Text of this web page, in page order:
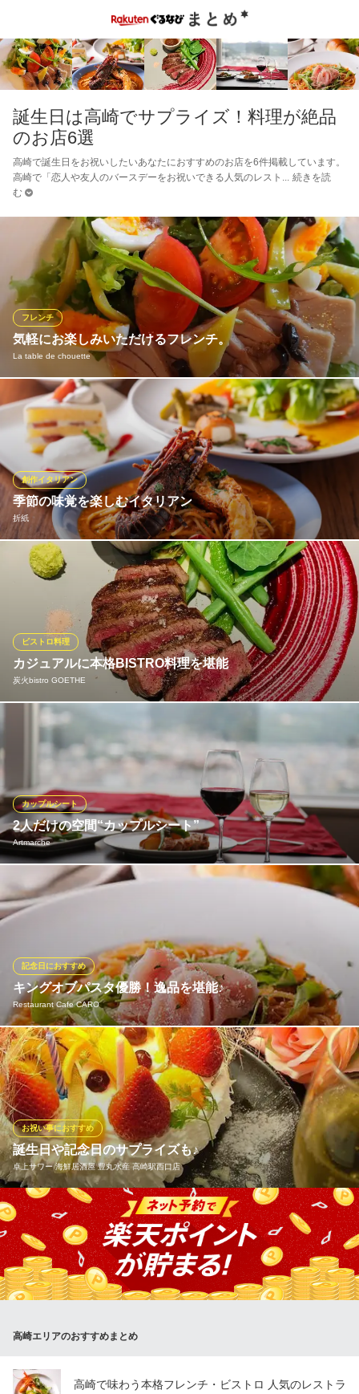
誕生日は高崎でサプライズ！料理が絶品
のお店6選
高崎で誕生日をお祝いしたいあなたにおすすめのお店を6件掲載しています。
高崎で「恋人や友人のバースデーをお祝いできる人気のレスト
続きを読
む
気軽にお楽しみいただけるフレンチ。
La table de chouette
フレンチ
敷居が高いイメージのあるフランス料理ですが、当店では肩ひじ
張らないカジュアルフレンチをお楽しみいただけます。安らぎの
空間でゆったりとくつろいでお食事いただけます。こだわりの素
材の良さを最大限引き出したおいしいフレンチをご提供いたしま
す。お気軽にご利用ください。
La table de chouette
フレンチレストラン
ＪＲ高崎駅 車5分
群馬県高崎市江木町1471-2 1F
季節の味覚を楽しむイタリアン
折紙
創作イタリアン
濃厚なポタージュや仕入れによって内容が変わるパスタなど季節
感あふれる料理が楽しめます。 イタリアンはもちろん、中華やス
イーツ中心のコースも充実。前菜・メイン・締めの特製スイーツ
まで揃ったコースは満足度も抜群。 料理に合わせて楽しめるドリ
ンクも豊富で、特別な日にもおすすめです。
折紙
イタリアン＆スイーツ
ＪＲ高崎駅 徒歩20分
群馬県高崎市柳川町9-8 2F
カジュアルに本格BISTRO料理を堪能
炭火bistro GOETHE
ビストロ料理
肉料理以外にも本格的なビストロ料理をお楽しみ頂けます！開放
感がありつつ落ち着いた大人の空間で肩ひじ張らずに美味しい料
理とお酒をご堪能ください♪お仕事帰り、おひとり様でのサク飲み
から、女子会、気の合うお仲間との飲み会、各種ご宴会など幅広
くご利用お待ちしております。
炭火bistro GOETHE
炭火ビストロ
ＪＲ高崎駅 徒歩9分
群馬県高崎市連雀町4-4
2人だけの空間“カップルシート”
Artmarche
カップルシート
高崎の名所「観音山」を見渡せる席はカップルシートをご用意し
ています。 昼間は烏川
美食 夜景 記念日
ＪＲ高崎駅西口 徒歩8分
群馬県高崎市高松町35-1 高崎市役所21F
キングオブパスタ優勝！逸品を堪能♪
Restaurant Cafe CARO
記念日におすすめ
２０１４年第六回キングオブパスタで優勝をした当店自慢の「群
馬県産氷室豚使用レモンクリームパスタ」をいつでもお楽しみい
ただけます。ランチにぜひご賞味ください！宴会や女子会・記念
日・女子会にもご利用いただけます！
Restaurant Cafe CARO
イタリアン 居酒屋
ＪＲ高崎駅西口 徒歩8分
群馬県高崎市連雀町25 寿ビル1F
誕生日や記念日のサプライズも♪
卓上サワー 海鮮居酒屋 豊丸水産 高崎駅西口店
お祝い事におすすめ
【豊丸水産からお祝い】記念日のサプライズもお任せ下さい♪思い
出に残る記念日を全力でサポートさせていただきます！ご宴会、
お祝い事を華やかにする、宴会コースも多数ご用意しておりま
す。ご相談などございましたら、お気軽にお問い合わせください
ませ！
個室 海鮮 居酒屋
群馬県高崎市八島町223
高崎エリアのおすすめまとめ
高崎で味わう本格フレンチ・ビストロ 人気のレストラ